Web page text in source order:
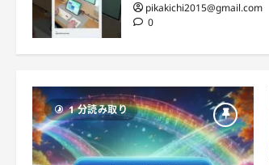
pikakichi2015@gmail.com
0
1 分読み取り